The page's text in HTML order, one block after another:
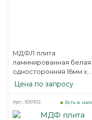
МДФЛ плита
ламинированная белая
односторонняя 16мм x
2800мм х 2070мм
Kronospan XL
Цена по запросу
Есть в
Арт.: 500102